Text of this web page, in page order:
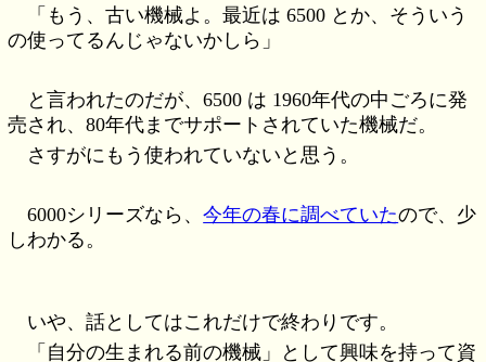
「もう、古い機械よ。最近は 6500 とか、そういう
の使ってるんじゃないかしら」
と言われたのだが、6500 は 1960年代の中ごろに発
売され、80年代までサポートされていた機械だ。
さすがにもう使われていないと思う。
6000シリーズなら、今年の春に調べていたので、少
しわかる。
いや、話としてはこれだけで終わりです。
「自分の生まれる前の機械」として興味を持って資